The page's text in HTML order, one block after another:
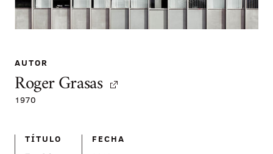
AUTOR
Roger Grasas
1970
TÍTULO FECHA